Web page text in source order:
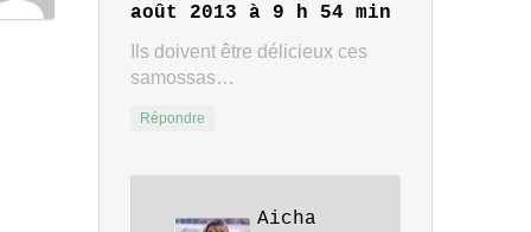
août 2013 à 9 h 54 min
Ils doivent être délicieux ces
samossas…
Répondre
Aicha